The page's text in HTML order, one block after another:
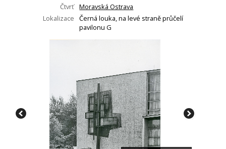
Čtvrť Moravská Ostrava
Lokalizace
Černá louka, na levé straně průčelí
pavilonu G